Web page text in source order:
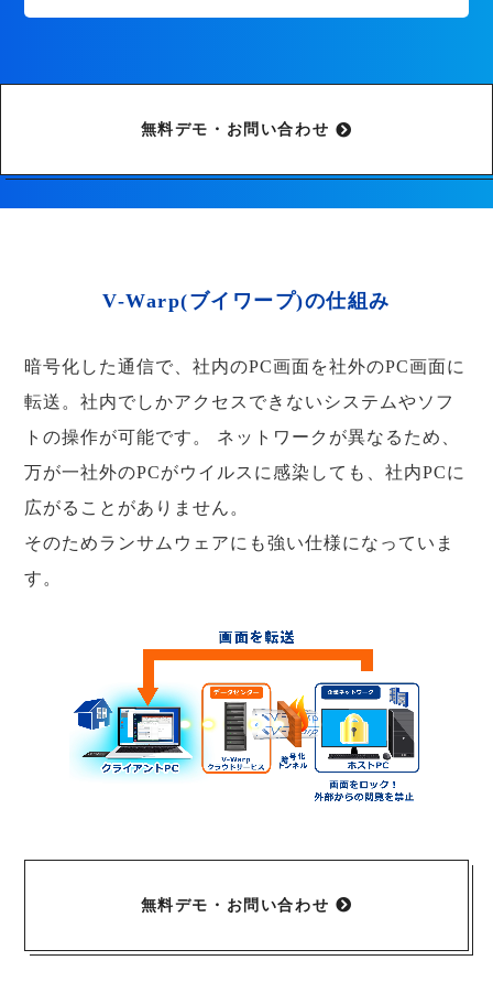
無料デモ・お問い合わせ
V-Warp(ブイワープ)の仕組み
暗号化した通信で、社内のPC画面を社外のPC画面に
転送。社内でしかアクセスできないシステムやソフ
トの操作が可能です。
ネットワークが異なるため、
万が一社外のPCがウイルスに感染しても、社内PCに
広がることがありません。
そのためランサムウェアにも強い仕様になっていま
す。
無料デモ・お問い合わせ